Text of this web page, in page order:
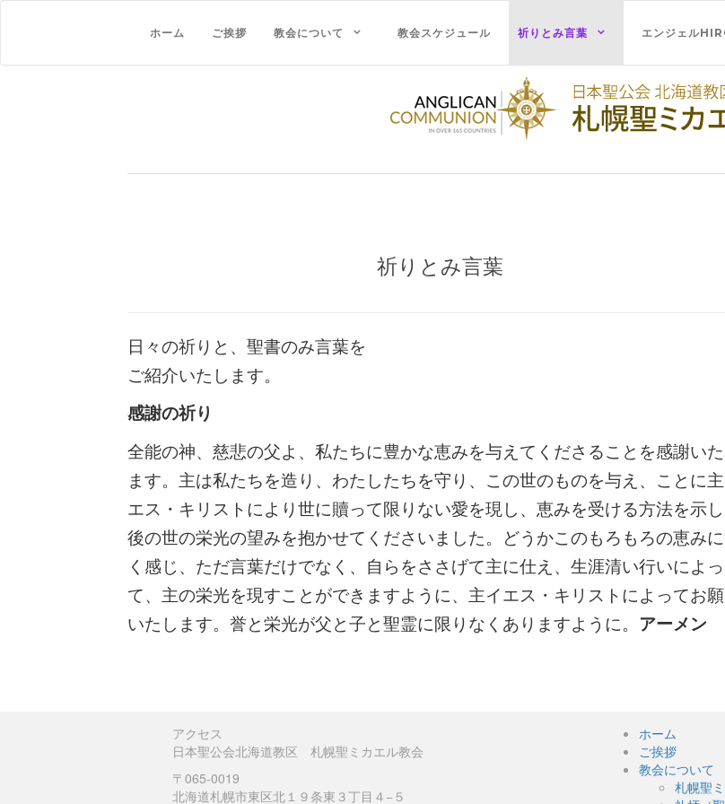
ホーム ご挨拶 教会について 教会スケジュール 祈りとみ言葉 エンジェル
祈りとみ言葉
日々の祈りと、聖書のみ言葉を
ご紹介いたします。
感謝の祈り
全能の神、慈悲の父よ、私たちに豊かな恵みを与えてくださることを感謝い
ます。主は私たちを造り、わたしたちを守り、この世のものを与え、ことに
エス・キリストにより世に贖って限りない愛を現し、恵みを受ける方法を示し
後の世の栄光の望みを抱かせてくださいました。どうかこのもろもろの恵み
く感じ、ただ言葉だけでなく、自らをささげて主に仕え、生涯清い行いによっ
て、主の栄光を現すことができますように、主イエス・キリストによってお
いたします。誉と栄光が父と子と聖霊に限りなくありますように。 アーメン
アクセス
日本聖公会北海道教区 札幌聖ミカエル教会
〒065-0019
北海道札幌市東区北１９条東３丁目４−５
ホーム
ご挨拶
教会について
札幌聖